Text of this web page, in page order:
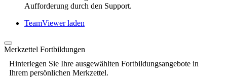
Aufforderung durch den Support.
TeamViewer laden
Merkzettel Fortbildungen
Hinterlegen Sie Ihre ausgewählten Fortbildungsangebote in
Ihrem persönlichen Merkzettel.